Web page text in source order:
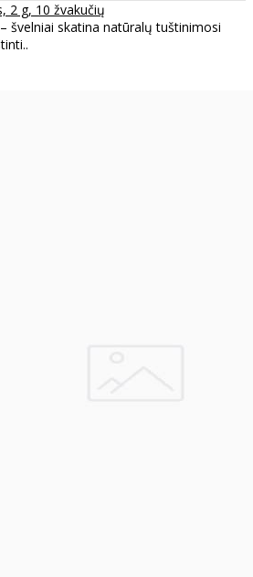
2 g, 10 žvakučių
švelniai skatina natūralų tuštinimosi